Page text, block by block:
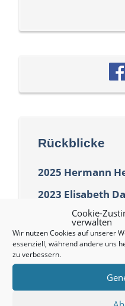
Cookie-
verwalten
Wir nutzen Cookies auf unserer
essenziell, während andere uns
zu verbessern.
Rückblicke
2025 Hermann
2023 Elisabeth
2021 Max Mohr
2018 Jehuda
2016 Jakob
2014 Leonhard